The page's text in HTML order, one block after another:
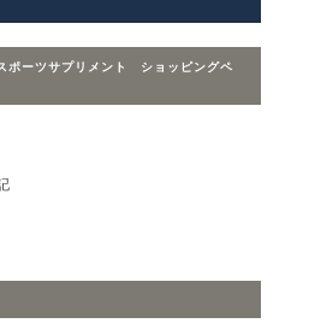
ポーツサプリメント ショッピングペ